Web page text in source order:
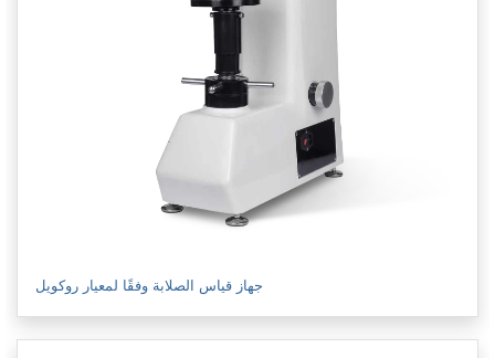
جهاز قياس الصلابة وفقًا لمعيار روكويل